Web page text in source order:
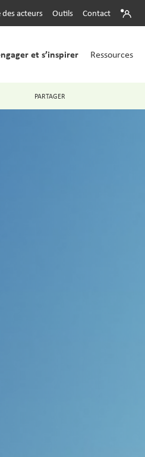
acteurs Outils Contact
et s’inspirer Ressources
PARTAGER